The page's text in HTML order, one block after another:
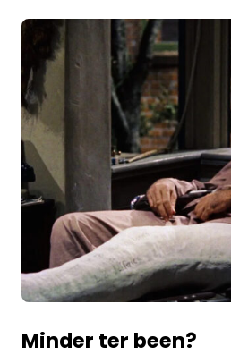
Minder ter been?